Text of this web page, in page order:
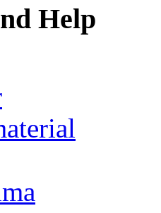
Help